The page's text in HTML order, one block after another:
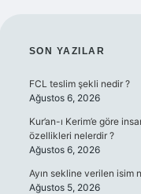
SON YAZILAR
FCL teslim şekli nedir ?
Ağustos 6, 2026
Kur’an-ı Kerim’e göre
özellikleri nelerdir ?
Ağustos 6, 2026
Ayın sekline verilen isim
Ağustos 5, 2026